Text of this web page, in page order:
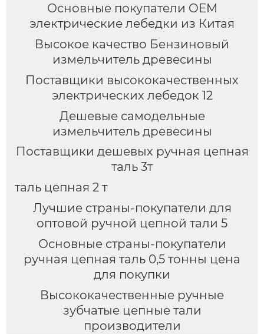
Основные покупатели OEM
электрические лебедки из Китая
Высокое качество Бензиновый
измельчитель древесины
Поставщики высококачественных
электрических лебедок 12
Дешевые самодельные
измельчитель древесины
Поставщики дешевых ручная цепная
таль 3т
таль цепная 2 т
Лучшие страны-покупатели для
оптовой ручной цепной тали 5
Основные страны-покупатели
ручная цепная таль 0,5 тонны цена
для покупки
Высококачественные ручные
зубчатые цепные тали
производители